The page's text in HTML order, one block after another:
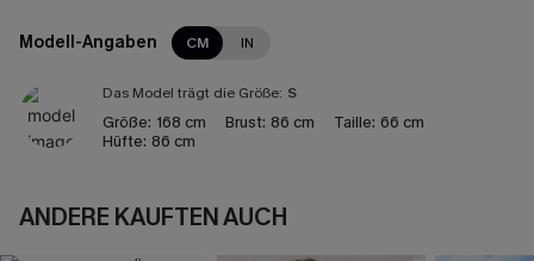
Modell-Angaben CM IN
Das Model trägt die Größe: S
Größe: 168 cm Brust: 86 cm Taille: 66 cm
Hüfte: 86 cm
ANDERE KAUFTEN AUCH